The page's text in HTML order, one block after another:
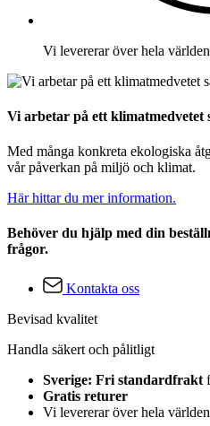
Vi levererar över hela
Vi arbetar på ett klimatmedvetet
Med många konkreta ekologiska
vår påverkan på miljö och klimat.
Här hittar du mer information.
Behöver du hjälp med din
frågor.
Kontakta oss
Bevisad kvalitet
Handla säkert och pålitligt
Sverige: Fri standardfrakt
Gratis returer
Vi levererar över hela